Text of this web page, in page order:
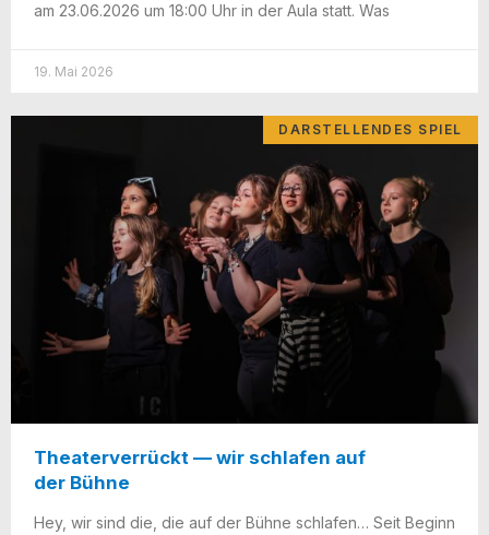
am 23.06.2026 um 18:00 Uhr in der Aula statt. Was
19. Mai 2026
DARSTELLENDES SPIEL
Theaterverrückt — wir schlafen auf
der Bühne
Hey, wir sind die, die auf der Büh­ne schla­fen… Seit Beginn